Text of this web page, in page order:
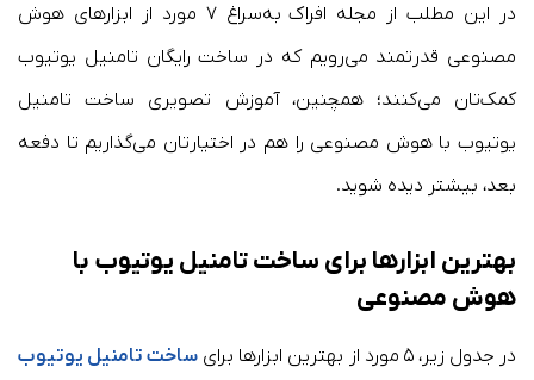
در این مطلب از مجله افراک
به‌سراغ ۷ مورد از ابزارهای هوش
مصنوعی قدرتمند می‌رویم که در ساخت رایگان تامنیل یوتیوب
کمک‌تان می‌کنند؛ همچنین، آموزش تصویری ساخت تامنیل
یوتیوب با هوش مصنوعی را هم در اختیارتان می‌گذاریم تا دفعه
بعد، بیشتر دیده شوید.
بهترین ابزارها برای ساخت تامنیل یوتیوب با
هوش مصنوعی
در جدول زیر، ۵ مورد از بهترین ابزارها برای
ساخت تامنیل یوتیوب